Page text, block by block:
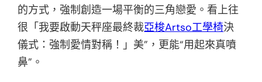
的方式，強制創造一場平衡的三角戀愛。看上往
很「我要啟動天秤座最終裁亞梭Artso工學椅決
儀式：強制愛情對稱！」美”，更能“用起來真噴
鼻”。